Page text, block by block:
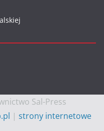
Sal-Press
|strony internetowe